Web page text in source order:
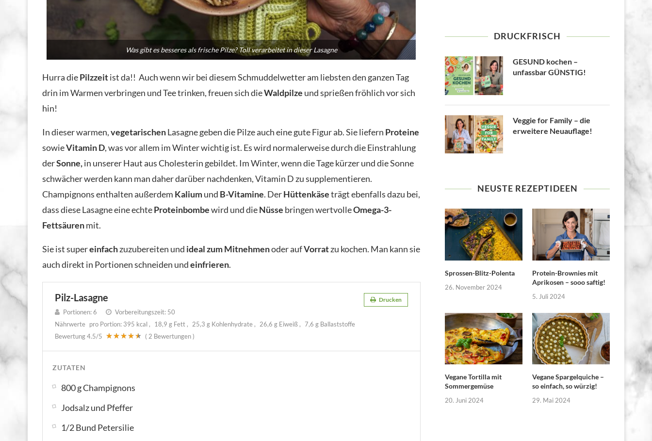
Was gibt es besseres als frische Pilze? Toll verarbeitet in dieser Lasagne
Hurra diePilzzeitist da!! Auch wenn wir bei diesem Schmuddelwetter am liebsten den ganzen Tag
drin im Warmen verbringen und Tee trinken, freuen sich dieWaldpilze und sprießen fröhlich vor sich
hin!
In dieser warmen,vegetarischenLasagne geben die Pilze auch eine gute Figur ab. Sie liefern Proteine
sowieVitamin D, was vor allem im Winter wichtig ist. Es wird normalerweise durch die Einstrahlung
derSonne,in unserer Haut aus Cholesterin gebildet. Im Winter, wenn die Tage kürzer und die Sonne
schwächer werden kann man daher darüber nachdenken, Vitamin D zu supplementieren.
Champignons enthalten außerdem Kaliumund B-Vitamine. DerHüttenkäseträgt ebenfalls dazu bei,
dass diese Lasagne eine echteProteinbombewird und dieNüsse bringen wertvolleOmega-3-
Fettsäurenmit.
Sie ist supereinfachzuzubereiten und ideal zum Mitnehmenoder aufVorratzu kochen. Man kann sie
auch direkt in Portionen schneiden undeinfrieren.
Pilz-Lasagne Drucken
Portionen:6 Vorbereitungszeit: 50
Nährwerte pro Portion: 395 kcal 18,9 g Fett 25,3 g Kohlenhydrate 26,6 g Eiweiß
7,6 g Ballaststoffe
Bewertung4.5/5 ( 2 Bewertungen )
ZUTATEN
800 g Champignons
Jodsalz und Pfeffer
1/2 Bund Petersilie
DRUCKFRISCH
GESUND kochen –
unfassbar GÜNSTIG!
Veggie for Family – die
erweitere Neuauflage!
NEUSTE REZEPTIDEEN
Sprossen-Blitz-Polenta
26. November 2024
Protein-Brownies mit
Aprikosen – sooo saftig!
5. Juli 2024
Vegane Tortilla mit
Sommergemüse
20. Juni 2024
Vegane Spargelquiche –
so einfach, so würzig!
29. Mai 2024